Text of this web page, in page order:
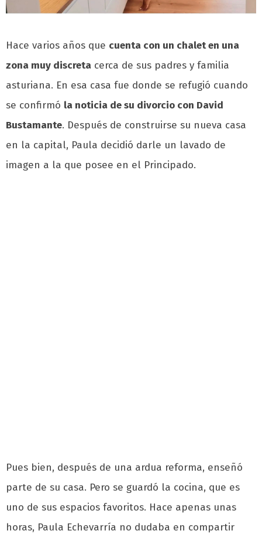
Hace varios años que cuenta con un chalet en una
zona muy discreta cerca de sus padres y familia
asturiana. En esa casa fue donde se refugió cuando
se confirmó la noticia de su divorcio con David
Bustamante. Después de construirse su nueva casa
en la capital, Paula decidió darle un lavado de
imagen a la que posee en el Principado.
Pues bien, después de una ardua reforma, enseñó
parte de su casa. Pero se guardó la cocina, que es
uno de sus espacios favoritos. Hace apenas unas
horas, Paula Echevarría no dudaba en compartir